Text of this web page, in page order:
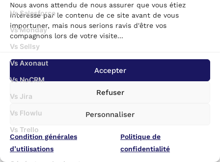
Nous avons attendu de nous assurer que vous étiez
intéressé par le contenu de ce site avant de vous
importuner, mais nous serions ravis d'être vos
compagnons lors de votre visite...
Accepter
Refuser
Personnaliser
Condition générales
d’utilisations
Politique de
confidentialité
Vs Salesforce
Vs Monday
Vs Sellsy
Vs Axonaut
Vs NoCRM
Vs Jira
Vs Flowlu
Vs Trello
Outils gratuits